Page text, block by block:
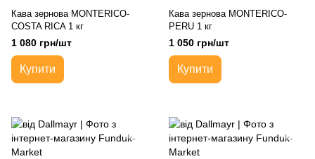
Кава зернова MONTERICO-
COSTA RICA 1 кг
1 080 грн/шт
Купити
Кава зернова MONTERICO-
PERU 1 кг
1 050 грн/шт
Купити